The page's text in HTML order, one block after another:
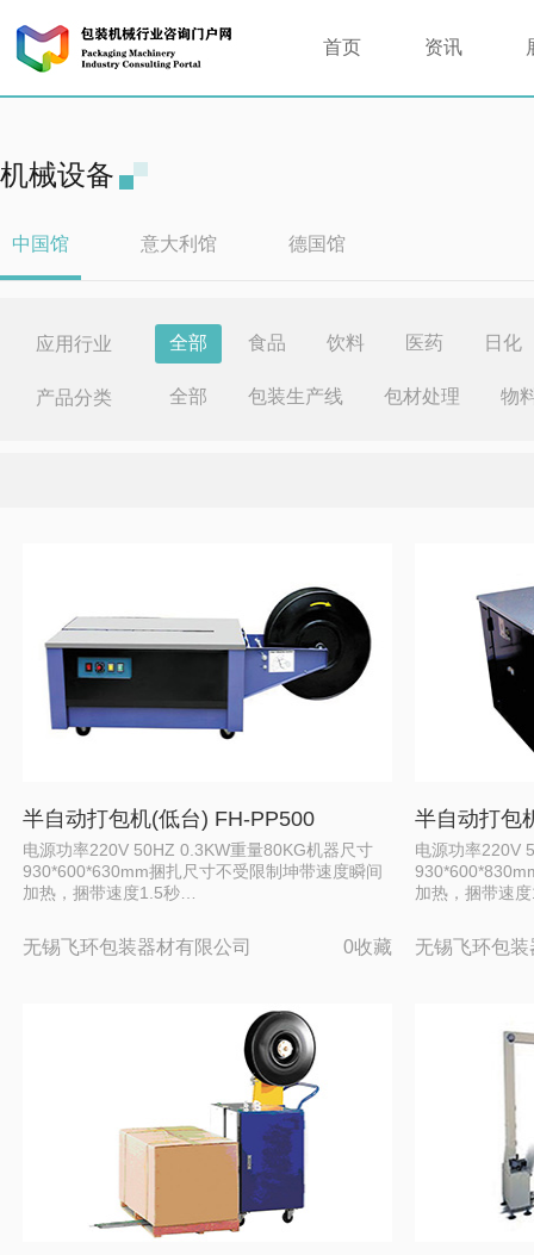
首页 资讯
机械设备
中国馆 意大利馆 德国馆
应用行业 全部 食品 饮料 医药 日化
产品分类 全部 包装生产线 包材处理 物
半自动打包机(低台) FH-PP500
电源功率220V 50HZ 0.3KW重量80KG机器尺寸
930*600*630mm捆扎尺寸不受限制坤带速度瞬间
加热，捆带速度1.5秒…
无锡飞环包装器材有限公司 0收藏
半自动打包
电源功率220V
加热，捆带速
无锡飞环包